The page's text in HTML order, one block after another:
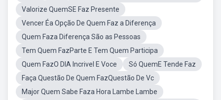
Valorize QuemSE Faz Presente
Vencer Éa Opção De Quem Faz a Diferença
Quem Faza Diferença São as Pessoas
Tem Quem FazParte E Tem Quem Participa
Quem FazO DIA Incrivel E Voce
Só QuemE Tende Faz
Faça Questão De Quem FazQuestão De Vc
Major Quem Sabe Faza Hora Lambe Lambe